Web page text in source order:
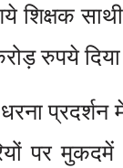
रुपये
प्रदर्शन
पर